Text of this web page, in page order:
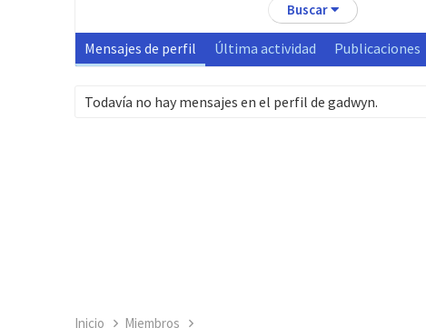
Buscar
Mensajes de perfil Última actividad Publicaciones
Todavía no hay mensajes en el perfil de gadwyn.
Inicio Miembros